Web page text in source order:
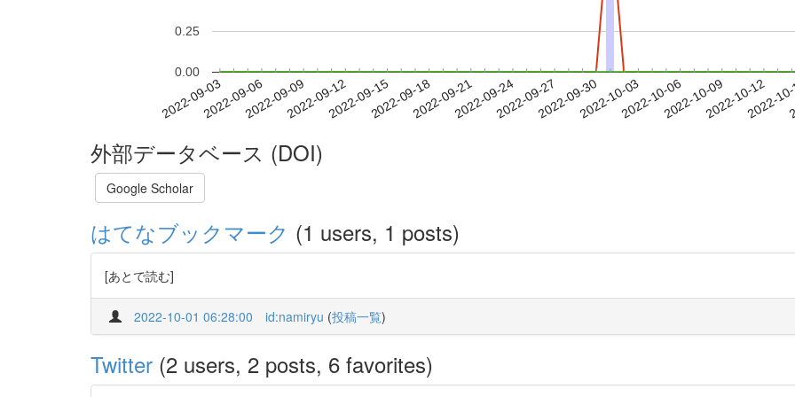
2022-09-032022-09-062022-09-092022-09-122022-09-152022-09-182022-09-212022-09-242022-09-272022-09-302022-10-032022-10-062022-10-092022-10-12
2022-
0.00
0.25
外部データベース (DOI)
Google Scholar
はてなブックマーク (1 users, 1 posts)
[あとで読む]
2022-10-01 06:28:00 id:namiryu (投稿一覧)
Twitter (2 users, 2 posts, 6 favorites)